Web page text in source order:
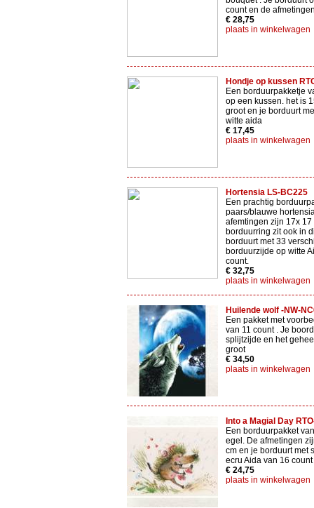
count en de
€ 28,75
plaats in winkelwagen
Hondje op kussen
Een borduurpakketje
op een kussen. het is
groot en je borduurt
witte aida
€ 17,45
plaats in winkelwagen
Hortensia LS-BC225
Een prachtig
paars/blauwe
afemtingen zijn 17x 17
borduurring zit ook in
borduurt met 33
borduurzijde op witte
count.
€ 32,75
plaats in winkelwagen
Huilende wolf -NW-
Een pakket met
van 11 count . Je
splijtzijde en het
groot
€ 34,50
plaats in winkelwagen
Into a Magial Day
Een borduurpakket
egel. De afmetingen
cm en je borduurt met
ecru Aida van 16 count
€ 24,75
plaats in winkelwagen